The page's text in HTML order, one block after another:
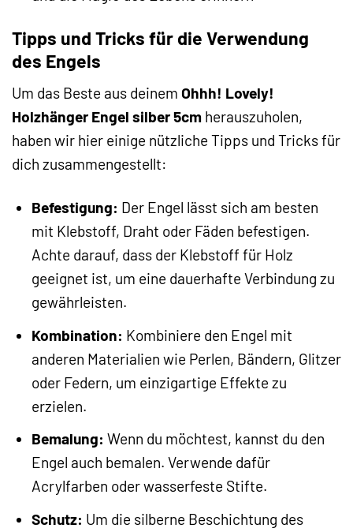
Tipps und Tricks für die Verwendung
des Engels
Um das Beste aus deinem Ohhh! Lovely!
Holzhänger Engel silber 5cm herauszuholen,
haben wir hier einige nützliche Tipps und Tricks für
dich zusammengestellt:
Befestigung: Der Engel lässt sich am besten
mit Klebstoff, Draht oder Fäden befestigen.
Achte darauf, dass der Klebstoff für Holz
geeignet ist, um eine dauerhafte Verbindung zu
gewährleisten.
Kombination: Kombiniere den Engel mit
anderen Materialien wie Perlen, Bändern, Glitzer
oder Federn, um einzigartige Effekte zu
erzielen.
Bemalung: Wenn du möchtest, kannst du den
Engel auch bemalen. Verwende dafür
Acrylfarben oder wasserfeste Stifte.
Schutz: Um die silberne Beschichtung des